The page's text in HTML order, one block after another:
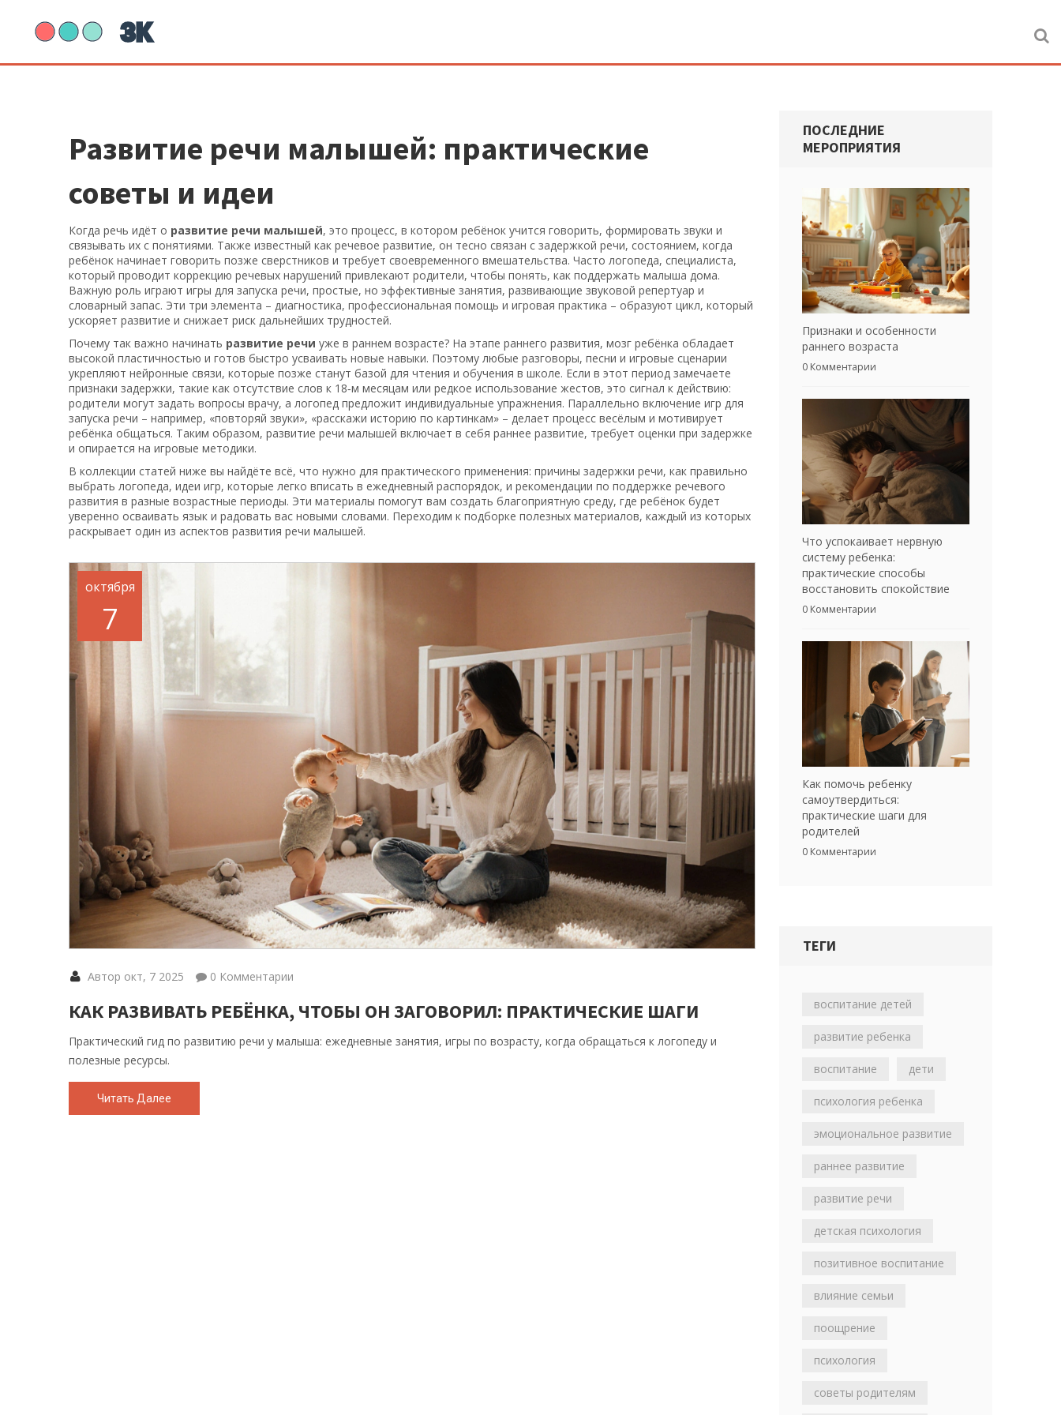
Развитие речи малышей: практические
советы и идеи
Когда речь идёт о развитие речи малышей, это процесс, в котором ребёнок учится говорить, формировать звуки и
связывать их с понятиями. Также известный как речевое развитие, он тесно связан с задержкой речи, состоянием, когда
ребёнок начинает говорить позже сверстников и требует своевременного вмешательства. Часто логопеда, специалиста,
который проводит коррекцию речевых нарушений привлекают родители, чтобы понять, как поддержать малыша дома.
Важную роль играют игры для запуска речи, простые, но эффективные занятия, развивающие звуковой репертуар и
словарный запас. Эти три элемента – диагностика, профессиональная помощь и игровая практика – образуют цикл, который
ускоряет развитие и снижает риск дальнейших трудностей.
Почему так важно начинать развитие речи уже в раннем возрасте? На этапе раннего развития, мозг ребёнка обладает
высокой пластичностью и готов быстро усваивать новые навыки. Поэтому любые разговоры, песни и игровые сценарии
укрепляют нейронные связи, которые позже станут базой для чтения и обучения в школе. Если в этот период замечаете
признаки задержки, такие как отсутствие слов к 18‑м месяцам или редкое использование жестов, это сигнал к действию:
родители могут задать вопросы врачу, а логопед предложит индивидуальные упражнения. Параллельно включение игр для
запуска речи – например, «повторяй звуки», «расскажи историю по картинкам» – делает процесс весёлым и мотивирует
ребёнка общаться. Таким образом, развитие речи малышей включает в себя раннее развитие, требует оценки при задержке
и опирается на игровые методики.
В коллекции статей ниже вы найдёте всё, что нужно для практического применения: причины задержки речи, как правильно
выбрать логопеда, идеи игр, которые легко вписать в ежедневный распорядок, и рекомендации по поддержке речевого
развития в разные возрастные периоды. Эти материалы помогут вам создать благоприятную среду, где ребёнок будет
уверенно осваивать язык и радовать вас новыми словами. Переходим к подборке полезных материалов, каждый из которых
раскрывает один из аспектов развития речи малышей.
октября
7
Автор окт, 7 2025 0 Комментарии
КАК РАЗВИВАТЬ РЕБЁНКА, ЧТОБЫ ОН ЗАГОВОРИЛ: ПРАКТИЧЕСКИЕ ШАГИ
Практический гид по развитию речи у малыша: ежедневные занятия, игры по возрасту, когда обращаться к логопеду и
полезные ресурсы.
Читать Далее
ПОСЛЕДНИЕ
МЕРОПРИЯТИЯ
Признаки и особенности
раннего возраста
0 Комментарии
Что успокаивает нервную
систему ребенка:
практические способы
восстановить спокойствие
0 Комментарии
Как помочь ребенку
самоутвердиться:
практические шаги для
родителей
0 Комментарии
ТЕГИ
воспитание детей
развитие ребенка
воспитание дети
психология ребенка
эмоциональное развитие
раннее развитие
развитие речи
детская психология
позитивное воспитание
влияние семьи
поощрение
психология
советы родителям